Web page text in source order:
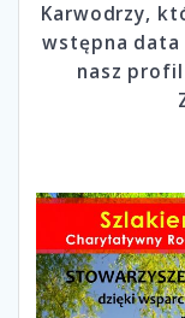
Karwodrzy,
wstępna data
nasz